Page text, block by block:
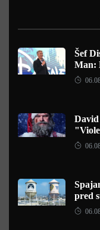
Šef
Man:
pred